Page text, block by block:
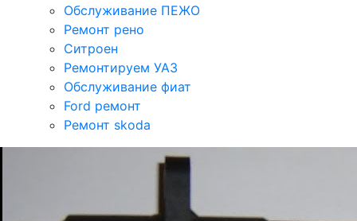
Обслуживание ПЕЖО
Ремонт рено
Ситроен
Ремонтируем УАЗ
Обслуживание фиат
Ford ремонт
Ремонт skoda